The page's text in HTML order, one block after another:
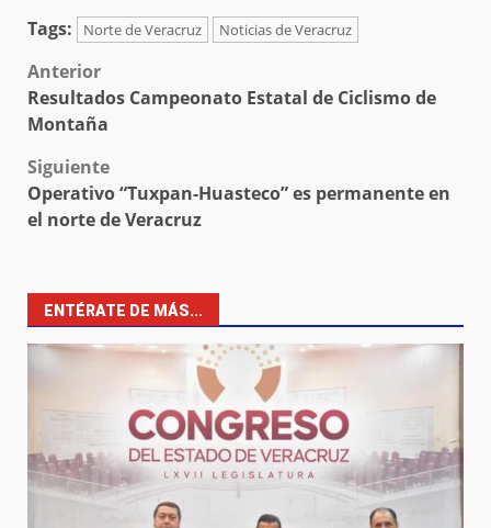
Tags:
Norte de Veracruz Noticias de Veracruz
Post
navigation
Anterior
Resultados Campeonato Estatal de Ciclismo de
Montaña
Siguiente
Operativo “Tuxpan-Huasteco” es permanente en
el norte de Veracruz
ENTÉRATE DE MÁS...